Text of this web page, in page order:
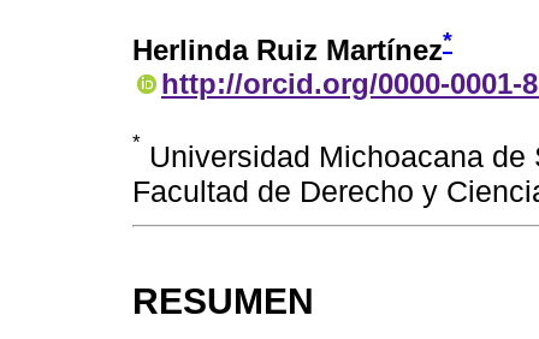
Herlinda Ruiz Martínez*
http://orcid.org/0000-0001-
* Universidad Michoacana
Facultad de Derecho y
RESUMEN